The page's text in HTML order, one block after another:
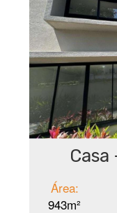
Área:
943m²